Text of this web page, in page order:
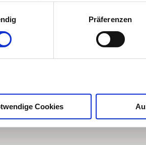
führen diese
Daten
Präferenzen
Cookies